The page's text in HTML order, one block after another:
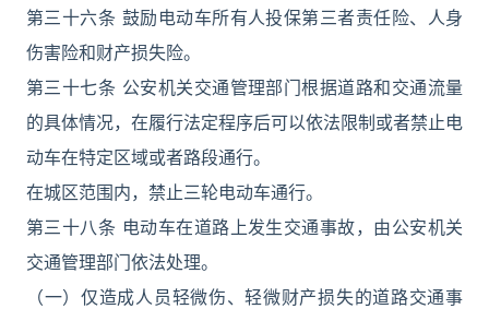
第三十六条 鼓励电动车所有人投保第三者责任险、人身
伤害险和财产损失险。
第三十七条 公安机关交通管理部门根据道路和交通流量
的具体情况，在履行法定程序后可以依法限制或者禁止电
动车在特定区域或者路段通行。
在城区范围内，禁止三轮电动车通行。
第三十八条 电动车在道路上发生交通事故，由公安机关
交通管理部门依法处理。
（一）仅造成人员轻微伤、轻微财产损失的道路交通事